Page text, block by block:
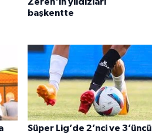
başkentte
Süper Lig’de 2’nci ve 3’üncü